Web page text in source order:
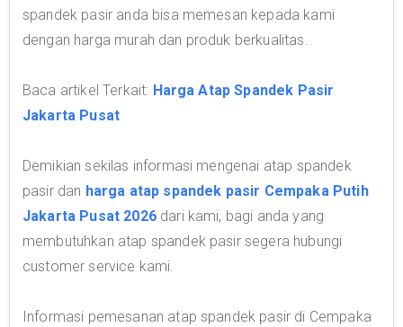
spandek pasir anda bisa memesan kepada kami
dengan harga murah dan produk berkualitas.
Baca artikel Terkait: Harga Atap Spandek Pasir
Jakarta Pusat
Demikian sekilas informasi mengenai atap spandek
pasir dan harga atap spandek pasir Cempaka Putih
Jakarta Pusat 2026dari kami, bagi anda yang
membutuhkan atap spandek pasir segera hubungi
customer service kami.
Informasi pemesanan atap spandek pasir di Cempaka